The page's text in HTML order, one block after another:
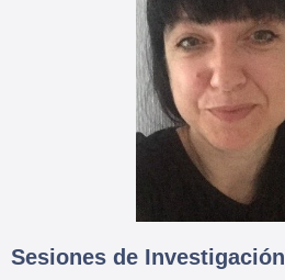
Sesiones de Investigación